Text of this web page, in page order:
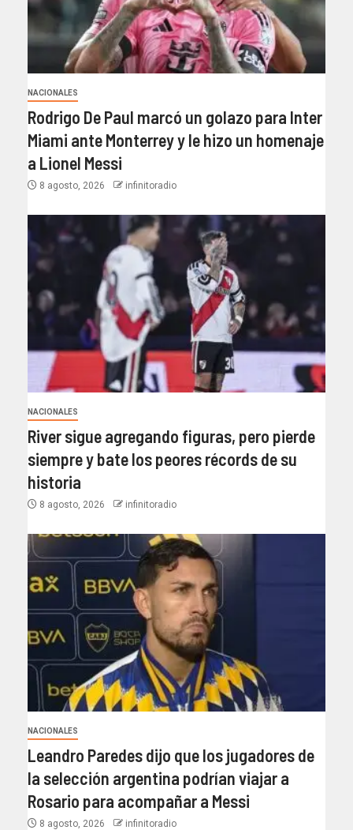
NACIONALES
Rodrigo De Paul marcó un golazo para Inter
Miami ante Monterrey y le hizo un homenaje
a Lionel Messi
8 agosto, 2026 infinitoradio
NACIONALES
River sigue agregando figuras, pero pierde
siempre y bate los peores récords de su
historia
8 agosto, 2026 infinitoradio
NACIONALES
Leandro Paredes dijo que los jugadores de
la selección argentina podrían viajar a
Rosario para acompañar a Messi
8 agosto, 2026 infinitoradio